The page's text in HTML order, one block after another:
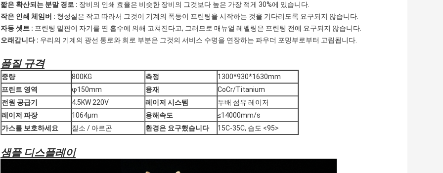
짧은 확산되는 분말 경로 : 장비의 인쇄 효율은 비슷한 장비의 그것보다 높은 가장 적게 30%에 있습니다.
작은 인쇄 체임버 : 형성실은 작고 따라서 그것이 기계의 폭등이 프린팅을 시작하는 것을 기다리도록 요구되지 않습니다.
자동 셋트 : 프린팅 밑판이 자기를 띤 흡수에 의해 고쳐진다고, 그러므로 매뉴얼 레벨링은 프린팅 전에 요구되지 않습니다.
오래갑니다 : 우리의 기계의 광선 통로와 회로 부분은 그것의 서비스 수명을 연장하는 파우더 포밍부로부터 고립됩니다.
품질 규격
중량 800KG 측정
1300*930*1630mm
프린트 영역
φ150mm 융재
CoCr/Titanium
전원 공급기
4.5KW 220V 레이저 시스템
두배 섬유 레이저
레이저 파장
1064μm 용해속도
≤14000mm/s
가스를 보호하세요
질소 / 아르곤 환경은 요구했습니다 15C-35C, 습도 <95>
샘플 디스플레이